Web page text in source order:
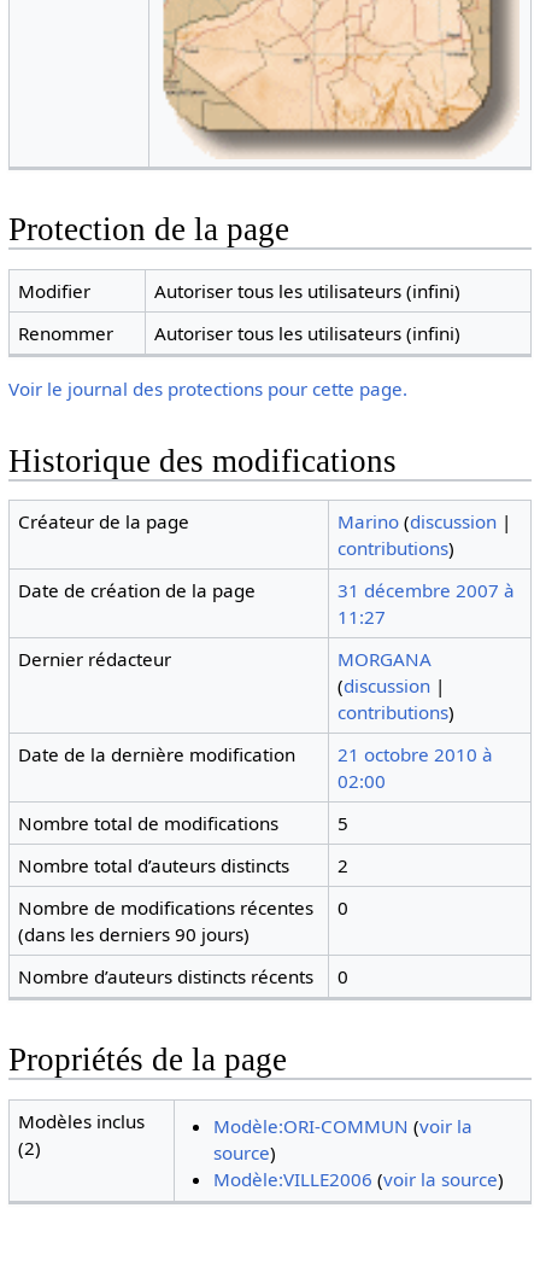
Protection de la page
Modifier
Autoriser tous les utilisateurs (infini)
Renommer
Autoriser tous les utilisateurs (infini)
Voir le journal des protections pour cette page.
Historique des modifications
Créateur de la page Marino (discussion |
contributions)
Date de création de la page
31 décembre 2007 à
11:27
Dernier rédacteur
MORGANA
(discussion |
contributions)
Date de la dernière modification
21 octobre 2010 à
02:00
Nombre total de modifications
5
Nombre total d’auteurs distincts
2
Nombre de modifications récentes
(dans les derniers 90 jours)
0
Nombre d’auteurs distincts récents 0
Propriétés de la page
Modèles inclus
(2)
Modèle:ORI-COMMUN (voir la
source)
Modèle:VILLE2006 (voir la source)